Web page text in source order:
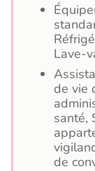
Lave-
de vie
santé,
de